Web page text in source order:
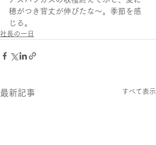
穂がつき背丈が伸びたな～。季節を感
じる。
社長の一日
最新記事 すべて表示